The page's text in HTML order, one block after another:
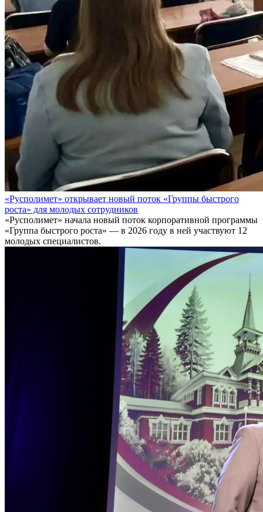
«Русполимет» открывает новый поток «Группы быстрого
роста» для молодых сотрудников
«Русполимет» начала новый поток корпоративной программы
«Группа быстрого роста» — в 2026 году в ней участвуют 12
молодых специалистов.